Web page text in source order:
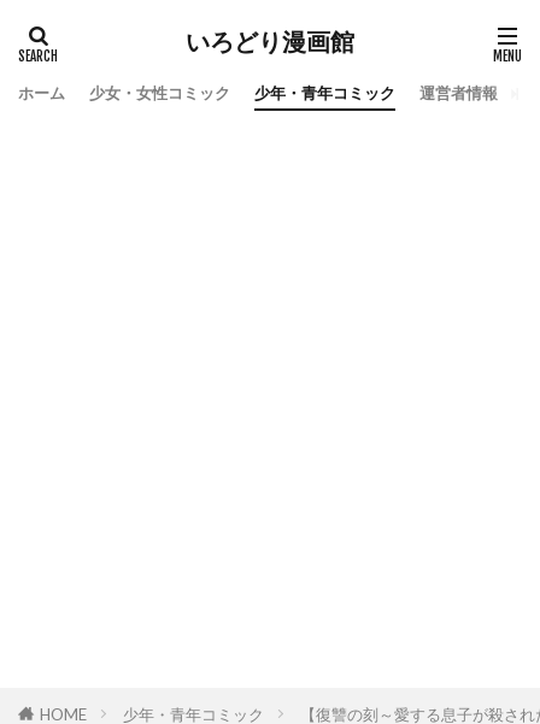
いろどり漫画館
ホーム 少女・女性コミック 少年・青年コミック 運営者情報
HOME 少年・青年コミック 【復讐の刻～愛する息子が殺さ